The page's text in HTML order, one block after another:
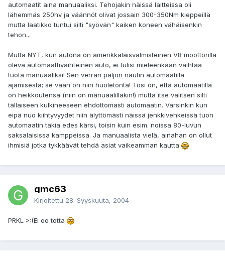
automaatit aina manuaaliksi. Tehojakin näissä laitteissa oli
lähemmäs 250hv ja väännöt olivat jossain 300-350Nm kieppeillä
mutta laatikko tuntui silti "syövän" kaiken koneen vähäisenkin
tehon...
Mutta NYT, kun autona on amerikkalaisvalmisteinen V8 moottorilla
oleva automaattivaihteinen auto, ei tulisi mieleenkään vaihtaa
tuota manuaaliksi! Sen verran paljon nautin automaatilla
ajamisesta; se vaan on niin huoletonta! Tosi on, että automaatilla
on heikkoutensa (niin on manuaalillakin!) mutta itse valitsen silti
tällaiseen kulkineeseen ehdottomasti automaatin. Varsinkin kun
eipä nuo kiihtyvyydet niin älyttömästi näissä jenkkivehkeissä tuon
automaatin takia edes kärsi, toisin kuin esim. noissa 80-luvun
saksalaisissa kamppeissa. Ja manuaalista vielä, ainahan on ollut
ihmisiä jotka tykkäävät tehdä asiat vaikeamman kautta
gmc63
Kirjoitettu 28. Syyskuuta, 2004
PRKL >:(Ei oo totta